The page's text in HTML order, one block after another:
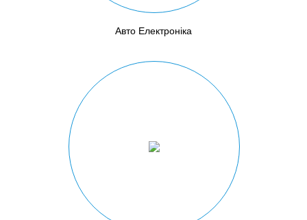
Авто Електроніка